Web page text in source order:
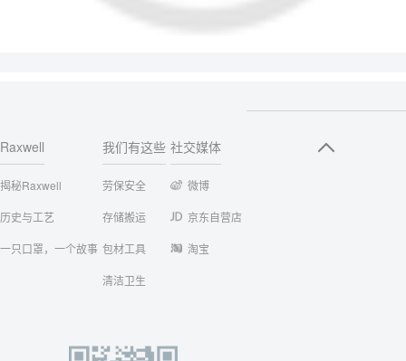
Raxwell
揭秘Raxwell
历史与工艺
一只口罩，一个故事
我们有这些
劳保安全
存储搬运
包材工具
清洁卫生
社交媒体
微博
京东自营店
淘宝